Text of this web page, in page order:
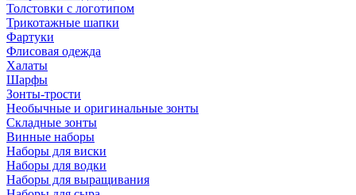
Толстовки с логотипом
Трикотажные шапки
Фартуки
Флисовая одежда
Халаты
Шарфы
Зонты-трости
Необычные и оригинальные зонты
Складные зонты
Винные наборы
Наборы для виски
Наборы для водки
Наборы для выращивания